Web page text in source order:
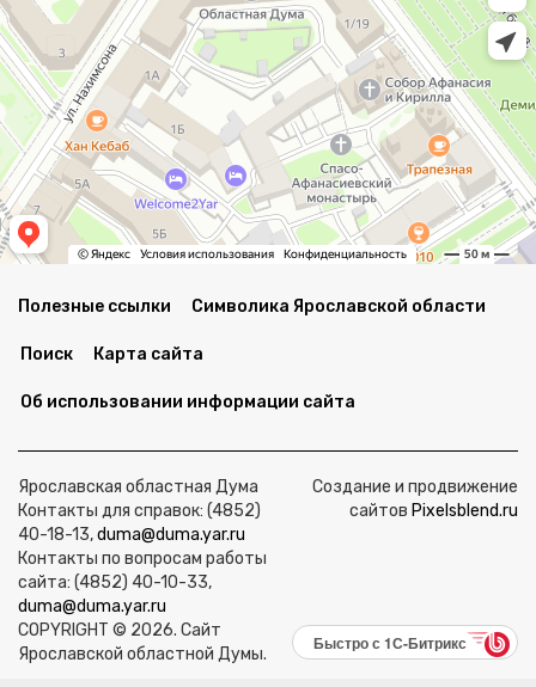
Полезные ссылки Символика Ярославской области
Поиск Карта сайта
Об использовании информации сайта
Ярославская областная Дума
Контакты для справок: (4852)
40-18-13,duma@duma.yar.ru
Контакты по вопросам работы
сайта: (4852) 40-10-33,
duma@duma.yar.ru
COPYRIGHT © 2026. Сайт
Ярославской областной Думы.
Создание и продвижение
сайтов Pixelsblend.ru
Быстро с 1С-Битрикс